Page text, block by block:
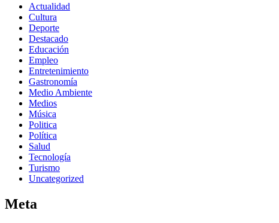
Actualidad
Cultura
Deporte
Destacado
Educación
Empleo
Entretenimiento
Gastronomía
Medio Ambiente
Medios
Música
Politica
Política
Salud
Tecnología
Turismo
Uncategorized
Meta